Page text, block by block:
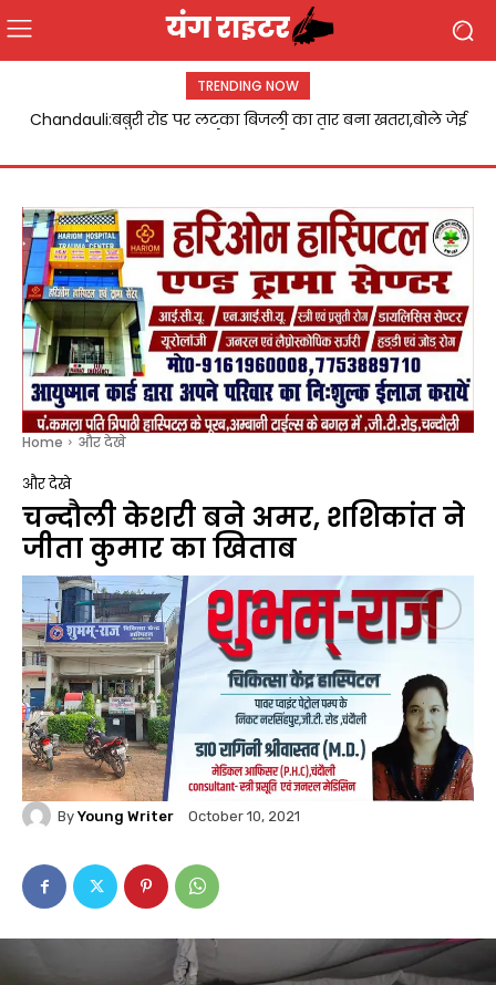
TRENDING NOW
Chandauli:बबुरी रोड पर लटका बिजली का तार बना खतरा,बोले जेई
डिप्टी सीएम बृजेश पाठक ने डॉ. विजय लक्ष्मी पाण्डेय को किया
Home और देखे
और देखे
चन्दौली केशरी बने अमर, शशिकांत ने
जीता कुमार का खिताब
By Young Writer October 10, 2021